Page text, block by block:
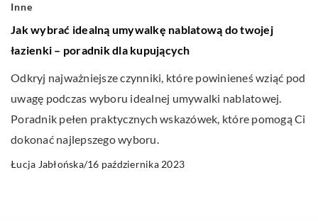
Inne
Jak wybrać idealną umywalkę nablatową do twojej
łazienki – poradnik dla kupujących
Odkryj najważniejsze czynniki, które powinieneś wziąć pod
uwagę podczas wyboru idealnej umywalki nablatowej.
Poradnik pełen praktycznych wskazówek, które pomogą Ci
dokonać najlepszego wyboru.
Łucja Jabłońska/16 października 2023